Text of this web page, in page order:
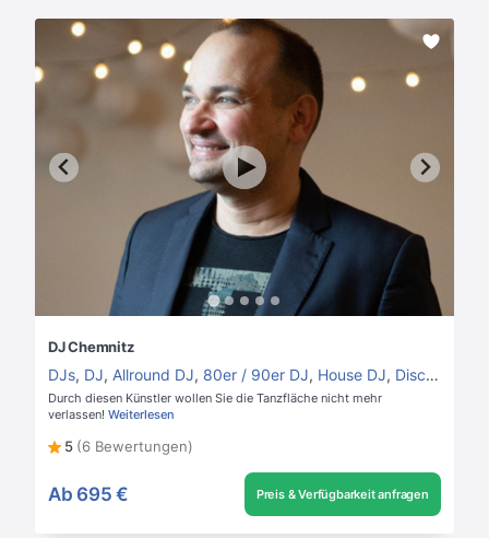
DJ Chemnitz
DJs, DJ, Allround DJ, 80er / 90er DJ, House DJ, Disco DJ
Durch diesen Künstler wollen Sie die Tanzfläche nicht mehr
verlassen! Weiterlesen
5 (6 Bewertungen)
Ab 695 € Preis & Verfügbarkeit anfragen